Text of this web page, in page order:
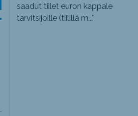
saadut tiilet euron kappale
tarvitsijoille (tiilillä m..."